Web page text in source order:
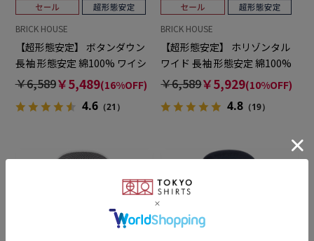
BRICK HOUSE
【超形態安定】 ボタンダウン
長袖 形態安定 綿100% ワイシ
ャツ
￥6,589￥5,489(16%OFF)
4.6（21）
BRICK HOUSE
【超形態安定】 ホリゾンタル
ワイド 長袖 形態安定 綿100%
ワイシャツ
￥6,589￥5,929(10%OFF)
4.8 （19）